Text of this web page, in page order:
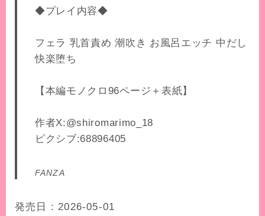
◆プレイ内容◆
フェラ 乳首責め 潮吹き お風呂エッチ 中だし
快楽堕ち
【本編モノクロ96ページ＋表紙】
作者X:@shiromarimo_18
ピクシブ:68896405
FANZA
発売日 : 2026-05-01